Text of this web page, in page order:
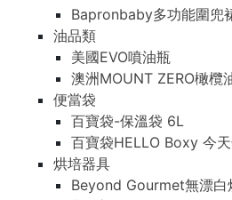
Bapronbaby多功能圍兜
油品類
美國EVO噴油瓶
澳洲MOUNT ZERO橄欖
便當袋
百寶袋-保溫袋 6L
百寶袋HELLO Boxy 今
烘培器具
Beyond Gourmet無漂白